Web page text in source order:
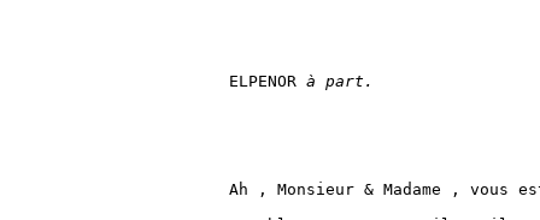
ELPENOR à part.
Ah , Monsieur & Madame , vous